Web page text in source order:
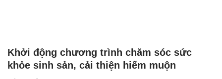
Khởi động chương trình chăm sóc sức
khỏe sinh sản, cải thiện hiếm muộn